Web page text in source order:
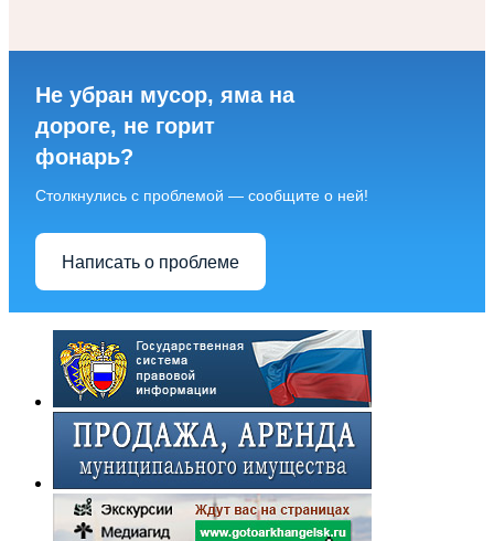
Не убран мусор, яма на
дороге, не горит
фонарь?
Столкнулись с проблемой — сообщите о ней!
Написать о проблеме